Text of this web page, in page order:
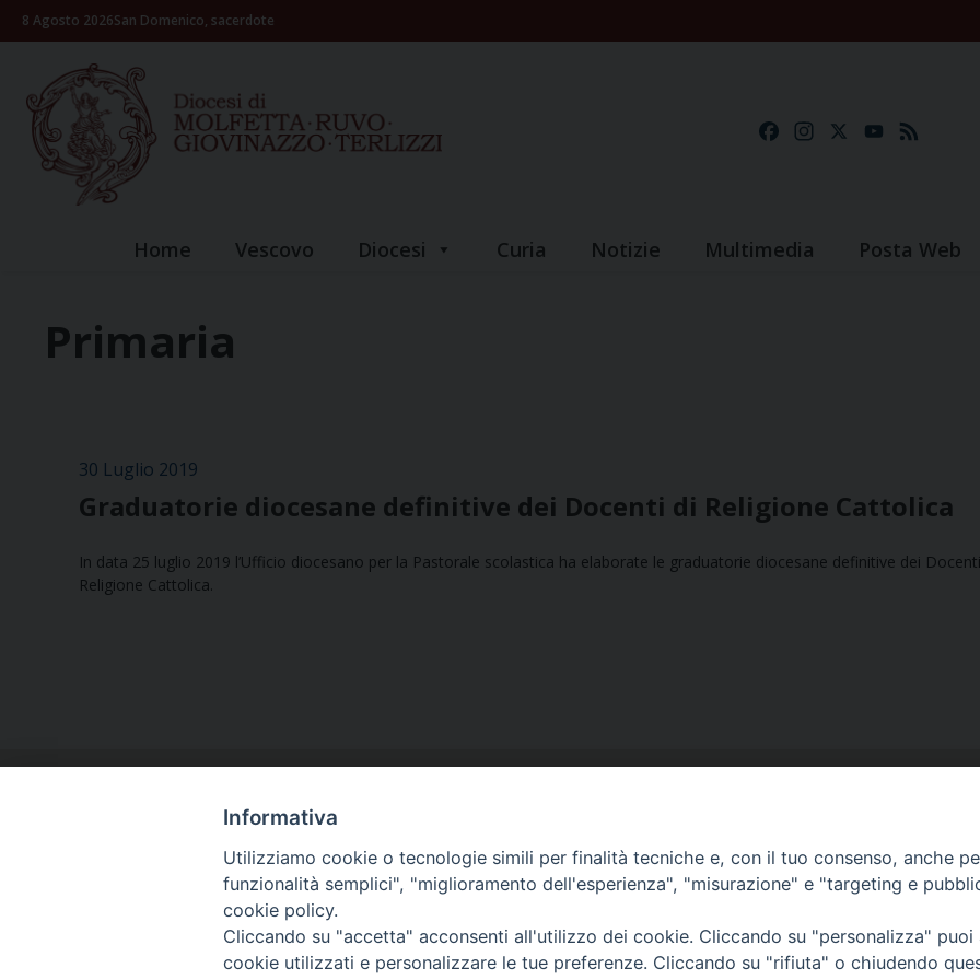
Skip8 Agosto 2026San Domenico, sacerdote
FacebookInstagramYouTube
Home Vescovo Diocesi Curia Notizie Multimedia Posta Web
Primaria
30 Luglio 2019
Graduatorie diocesane definitive dei Docenti di Religione Cattolica
In data 25 luglio 2019 l’Ufficio diocesano per la Pastorale scolastica ha elaborate le graduatorie diocesane definitive dei
Religione Cattolica.
Piazza Giovene 4 – 70056 Molfetta (BA)
Piazza Giovene 4 – 70056 Molfetta (BA)
Informativa
Utilizziamo cookie o tecnologie simili per finalità tecniche e, con il tuo consenso, anche
funzionalità semplici", "miglioramento dell'esperienza", "misurazione" e "targeting e
cookie policy.
Cliccando su "accetta" acconsenti all'utilizzo dei cookie. Cliccando su "personalizza"
cookie utilizzati e personalizzare le tue preferenze. Cliccando su "rifiuta" o chiudendo